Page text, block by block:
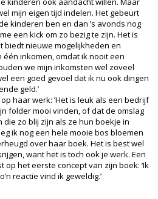
mijn eigen tijd indelen. Het gebeurt
kinderen ben en dan ’s avonds nog
een kick om zo bezig te zijn. Het is
biedt nieuwe mogelijkheden en
inkomen, omdat ik nooit een
we mijn inkomsten wel zoveel
een goed gevoel dat ik nu ook dingen
geld.’
haar werk: ’Het is leuk als een bedrijf
folder mooi vinden, of dat de omslag
die zo blij zijn als ze hun boekje in
ik nog een hele mooie bos bloemen
over haar boek. Het is best wel
want het is toch ook je werk. Een
het eerste concept van zijn boek: ‘Ik
reactie vind ik geweldig.’